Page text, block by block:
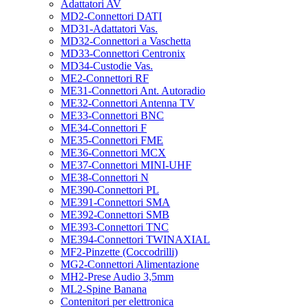
Adattatori AV
MD2-Connettori DATI
MD31-Adattatori Vas.
MD32-Connettori a Vaschetta
MD33-Connettori Centronix
MD34-Custodie Vas.
ME2-Connettori RF
ME31-Connettori Ant. Autoradio
ME32-Connettori Antenna TV
ME33-Connettori BNC
ME34-Connettori F
ME35-Connettori FME
ME36-Connettori MCX
ME37-Connettori MINI-UHF
ME38-Connettori N
ME390-Connettori PL
ME391-Connettori SMA
ME392-Connettori SMB
ME393-Connettori TNC
ME394-Connettori TWINAXIAL
MF2-Pinzette (Coccodrilli)
MG2-Connettori Alimentazione
MH2-Prese Audio 3,5mm
ML2-Spine Banana
Contenitori per elettronica